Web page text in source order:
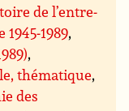
de l’entre-
1945-1989,
,
thématique,
des